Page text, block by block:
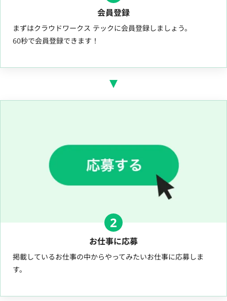
会員登録
まずはクラウドワークス テックに会員登録しましょう。
60秒で会員登録できます！
2
お仕事に応募
掲載しているお仕事の中からやってみたいお仕事に応募しま
す。